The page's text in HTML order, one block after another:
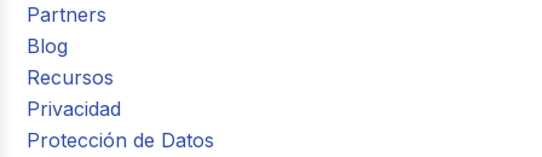
Partners
Blog
Recursos
Privacidad
Protección de Datos